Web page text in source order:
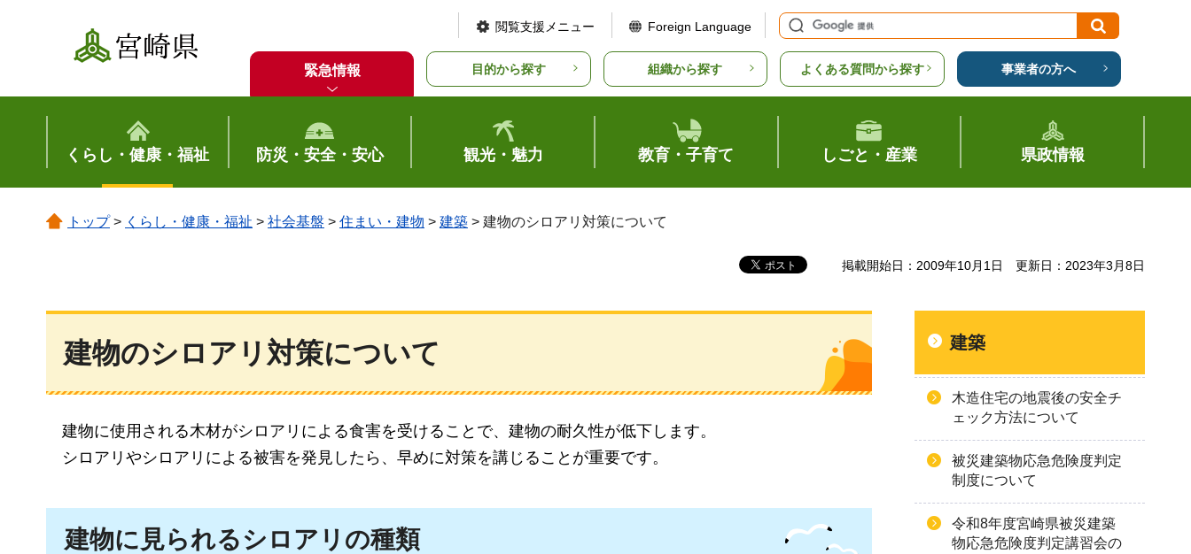
宮崎県
閲覧支援メニュー Foreign Language
緊急情報 目的から探す 組織から探す よくある質問から探す 事業者の方へ
くらし・健康・福祉 防災・安全・安心 観光・魅力 教育・子育て しごと・産業 県政情報
トップ> くらし・健康・福祉 > 社会基盤 > 住まい・建物 > 建築 > 建物のシロアリ対策について
掲載開始日：2009年10月1日 更新日：2023年3月8日
建物のシロアリ対策について
建物に使用される木材がシロアリによる食害を受けることで、建物の耐久性が低下します。
シロアリ やシロアリによる被害を発見したら、早めに対策を講じることが重要です。
建物に見られるシロアリの種類
建築
木造住宅の地震後の安全チ
ェック方法について
被災建築物応急危険度判定
制度について
令和8年度宮崎県被災建築
物応急危険度判定講習会の